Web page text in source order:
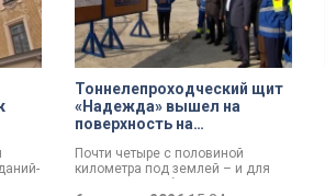
Тоннелепроходческий щит
«Надежда» вышел на
поверхность на
Почти четыре с половиной
километра под землей – и для
«Надежды» забрезжил свет: